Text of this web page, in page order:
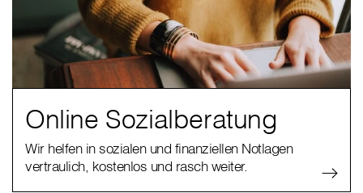
Online Sozialberatung
Wir helfen in sozialen und finanziellen Notlagen
vertraulich, kostenlos und rasch weiter.